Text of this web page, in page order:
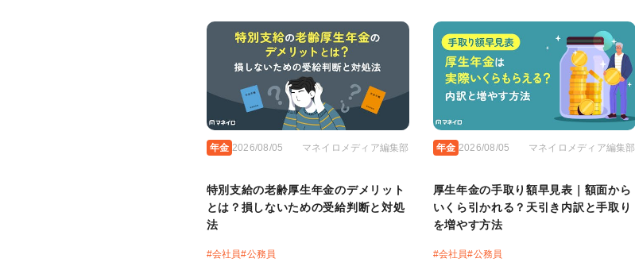
年金 2026/08/05 マネイロメディア編集部
特別支給の老齢厚生年金のデメリット
とは？損しないための受給判断と対処
法
#会社員#公務員
年金 2026/08/05 マネイロメディア編集部
厚生年金の手取り額早見表｜額面から
いくら引かれる？天引き内訳と手取り
を増やす方法
#会社員#公務員